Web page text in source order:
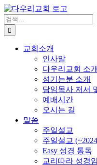
Skip
to
content
검
색
...
교회소개
인사말
다우리교회 소개
섬기는분 소개
담임목사 저서
예배시간
오시는 길
말씀
주일설교
주일설교
Easy 성경 통독
교리따라 성경